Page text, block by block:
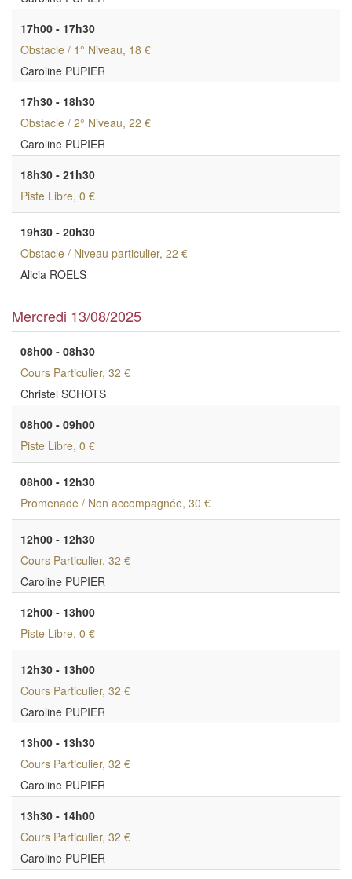
17h00 - 17h30
Obstacle / 1° Niveau, 18 €
Caroline PUPIER
17h30 - 18h30
Obstacle / 2° Niveau, 22 €
Caroline PUPIER
18h30 - 21h30
Piste Libre, 0 €
19h30 - 20h30
Obstacle / Niveau particulier, 22 €
Alicia ROELS
Mercredi 13/08/2025
08h00 - 08h30
Cours Particulier, 32 €
Christel SCHOTS
08h00 - 09h00
Piste Libre, 0 €
08h00 - 12h30
Promenade / Non accompagnée, 30 €
12h00 - 12h30
Cours Particulier, 32 €
Caroline PUPIER
12h00 - 13h00
Piste Libre, 0 €
12h30 - 13h00
Cours Particulier, 32 €
Caroline PUPIER
13h00 - 13h30
Cours Particulier, 32 €
Caroline PUPIER
13h30 - 14h00
Cours Particulier, 32 €
Caroline PUPIER